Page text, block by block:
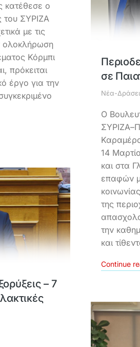
κατέθεσε ο
του ΣΥΡΙΖΑ
με τις
ολοκλήρωση
Κόρμπι
πρόκειται
έργο για την
σε
Νέα-
Ο
14
και στα
επαφών
της
την
και
Continue
– 7